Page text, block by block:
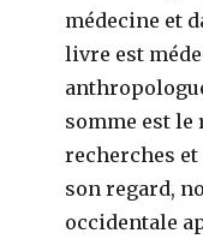
médecine et
livre est
somme est le
recherches et
son regard,
occidentale